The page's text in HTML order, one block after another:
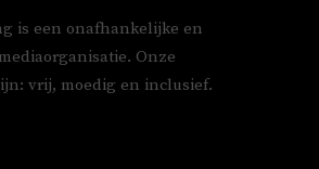
is een onafhankelijke en
Onze
vrij, moedig en inclusief.